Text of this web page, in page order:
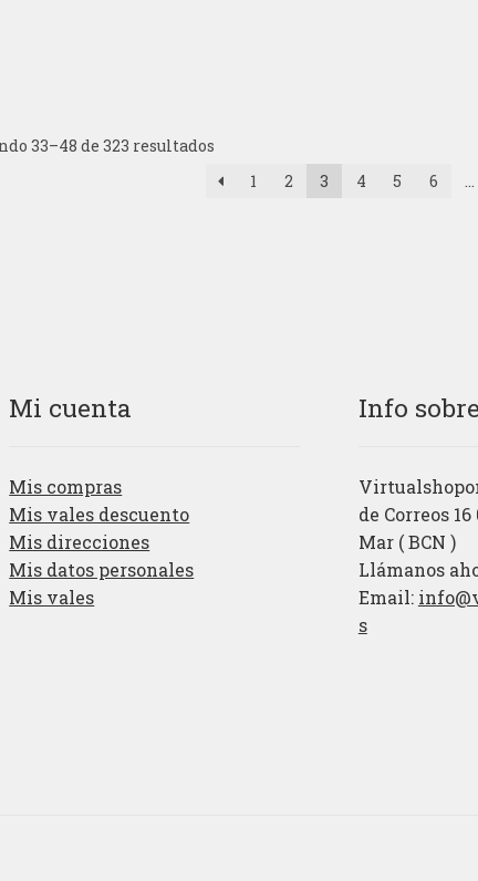
33–48 de 323 resultados
1
2 3 4 5 6
Mi cuenta
Mis compras
Mis vales descuento
Mis direcciones
Mis datos personales
Mis vales
Info
de Correos
Mar ( BCN )
Llámanos
Email:
s